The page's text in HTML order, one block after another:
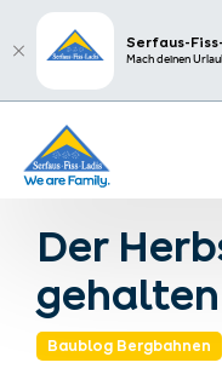
Serfaus-
Mach deinen
Zum Hauptinhalt
Zum Inhaltsverzeichnis
Zur Hauptnavigation
sr.table-of-contents
Neues bei der Station
Voll im Soll
Zurück zur
Der
gehalten
Baublog Bergbahnen